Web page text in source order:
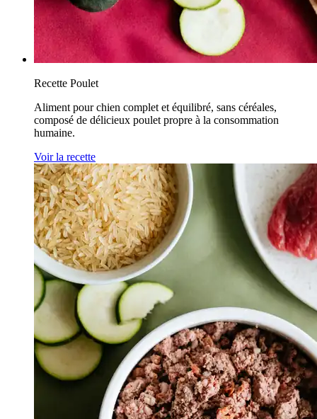
Recette Poulet
Aliment pour chien complet et équilibré, sans céréales,
composé de délicieux poulet propre à la consommation
humaine.
Voir la recette